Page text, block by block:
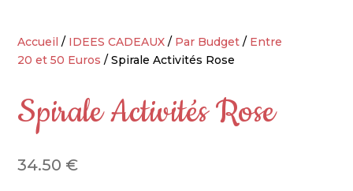
Accueil / IDEES CADEAUX / Par Budget / Entre
20 et 50 Euros / Spirale Activités Rose
Spirale Activités Rose
34.50 €